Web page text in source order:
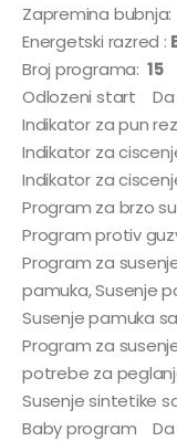
Zapremina bubnja:
Energetski razred :
Broj programa:15
Odlozeni start Da
Indikator za pun
Indikator za
Indikator za
Program za brzo
Program protiv
Program za
pamuka, Susenje
Susenje pamuka
Program za
potrebe za
Susenje sintetike
Baby program Da